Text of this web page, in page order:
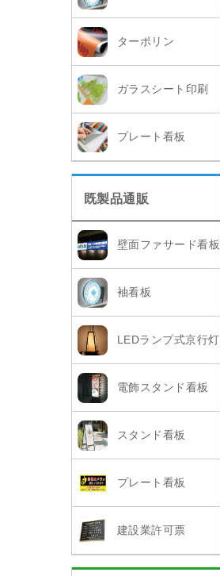
ターポリン
ガラスシート印刷
プレート看板
既製品通販
壁面ファサード看板
袖看板
LEDランプ式京行灯
電飾スタンド看板
スタンド看板
プレート看板
建設業許可票